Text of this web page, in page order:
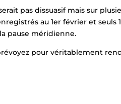
pas dissuasif mais sur
au 1er février et
pause méridienne.
pour véritablement